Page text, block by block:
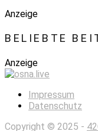
Anzeige
BELIEBTE
Anzeige
Impressum
Datenschutz
Copyright © 2025 -